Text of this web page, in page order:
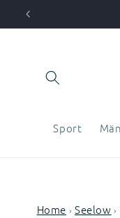
zum
Inhalt
Sport
Home › Seelow ›